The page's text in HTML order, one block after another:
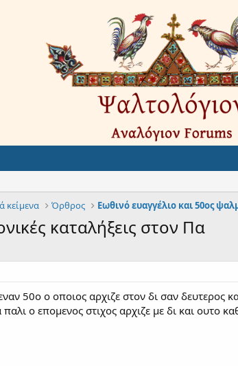
κείμενα Όρθρος Εωθινό ευαγγέλιο και 50ος
καταλήξεις στον Πα
50ο ο οποιος αρχιζε στον δι σαν δευτερος
ο επομενος στιχος αρχιζε με δι και ουτο